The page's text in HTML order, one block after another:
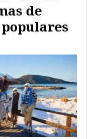
de